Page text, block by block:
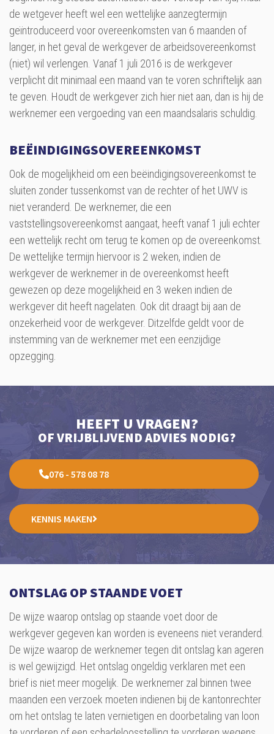
de wetgever heeft wel een wettelijke aanzegtermijn
geïntroduceerd voor overeenkomsten van 6 maanden of
langer, in het geval de werkgever de arbeidsovereenkomst
(niet) wil verlengen. Vanaf 1 juli 2016 is de werkgever
verplicht dit minimaal een maand van te voren schriftelijk aan
te geven. Houdt de werkgever zich hier niet aan, dan is hij de
werknemer een vergoeding van een maandsalaris schuldig.
BEËINDIGINGSOVEREENKOMST
Ook de mogelijkheid om een beëindigingsovereenkomst te
sluiten zonder tussenkomst van de rechter of het UWV is
niet veranderd. De werknemer, die een
vaststellingsovereenkomst aangaat, heeft vanaf 1 juli echter
een wettelijk recht om terug te komen op de overeenkomst.
De wettelijke termijn hiervoor is 2 weken, indien de
werkgever de werknemer in de overeenkomst heeft
gewezen op deze mogelijkheid en 3 weken indien de
werkgever dit heeft nagelaten. Ook dit draagt bij aan de
onzekerheid voor de werkgever. Ditzelfde geldt voor de
instemming van de werknemer met een eenzijdige
opzegging.
HEEFT U VRAGEN?
OF VRIJBLIJVEND ADVIES NODIG?
076 - 578 08 78
KENNIS MAKEN
ONTSLAG OP STAANDE VOET
De wijze waarop ontslag op staande voet door de
werkgever gegeven kan worden is eveneens niet veranderd.
De wijze waarop de werknemer tegen dit ontslag kan ageren
is wel gewijzigd. Het ontslag ongeldig verklaren met een
brief is niet meer mogelijk. De werknemer zal binnen twee
maanden een verzoek moeten indienen bij de kantonrechter
om het ontslag te laten vernietigen en doorbetaling van loon